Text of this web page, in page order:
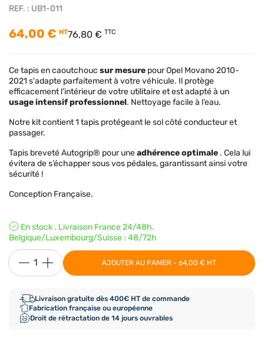
REF. : UB1-011
64,00 € HT76,80 € TTC
Ce tapis en caoutchouc sur mesure pour Opel Movano 2010-
2021 s'adapte parfaitement à votre véhicule. Il protège
efficacement l’intérieur de votre utilitaire et est adapté à un
usage intensif professionnel. Nettoyage facile à l’eau.
Notre kit contient 1 tapis protégeant le sol côté conducteur et
passager.
Tapis breveté Autogrip® pour uneadhérence optimale . Cela lui
évitera de s’échapper sous vos pédales, garantissant ainsi votre
sécurité !
Conception Française.
En stock . Livraison France 24/48h.
Belgique/Luxembourg/Suisse : 48/72h
AJOUTER AU PANIER - 64,00 € HT
Livraison gratuite dès 400€ HT de commande
Fabrication française ou européenne
Droit de rétractation de 14 jours ouvrables